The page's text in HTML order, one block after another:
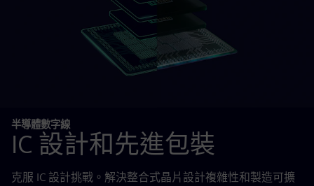
半導體數字線
IC 設計和先進包裝
克服 IC 設計挑戰。解決整合式晶片設計複雜性和製造可擴